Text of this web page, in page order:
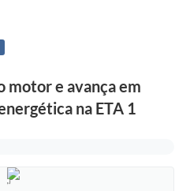
motor e avança em
na ETA 1